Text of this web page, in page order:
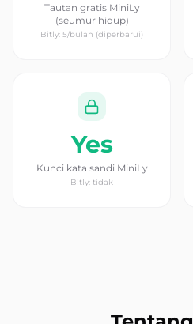
Tautan gratis MiniLy
(seumur hidup)
Bitly: 5/bulan (diperbarui)
Yes
Kunci kata sandi MiniLy
Bitly: tidak